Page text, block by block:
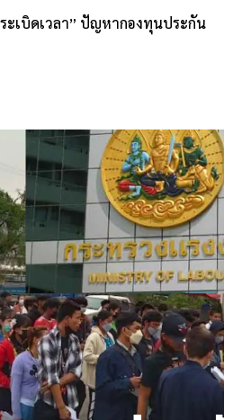
ะเบิดเวลา” ปัญหากองทุนประกัน